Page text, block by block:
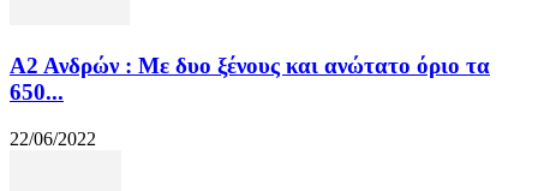
Α2 Ανδρών : Με δυο ξένους και ανώτατο όριο τα
650...
22/06/2022